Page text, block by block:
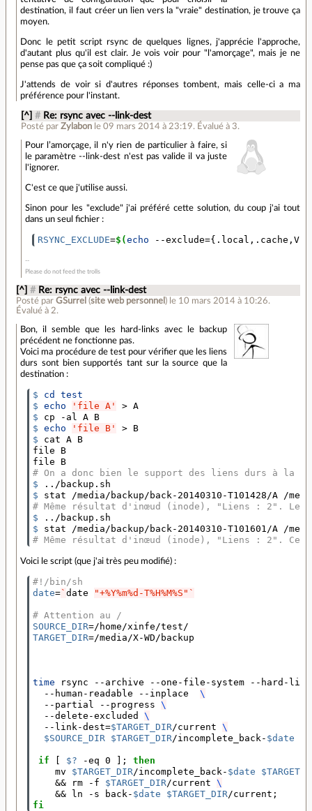
destination, il faut créer un lien vers la "vraie" destination, je trouve ça
moyen.
Donc le petit script rsync de quelques lignes, j'apprécie l'approche,
d'autant plus qu'il est clair. Je vois voir pour "l'amorçage", mais je ne
pense pas que ça soit compliqué :)
J'attends de voir si d'autres réponses tombent, mais celle-ci a ma
préférence pour l'instant.
[^] # Re: rsync avec --link-dest
Posté par Zylabon le 09 mars 2014 à 23:19. Évalué à 3.
Pour l’amorçage, il n'y rien de particulier à faire, si
le paramètre --link-dest n'est pas valide il va juste
l'ignorer.
C'est ce que j'utilise aussi.
Sinon pour les "exclude" j'ai préféré cette solution, du coup j'ai tout
dans un seul fichier :
RSYNC_EXCLUDE=$(echo --exclude={
Please do not feed the trolls
[^] # Re: rsync avec --link-dest
Posté parGSurrel (site web personnel ) le 10 mars 2014 à 10:26.
Évalué à 2.
Bon, il semble que les hard-links avec le backup
précédent ne fonctionne pas.
Voici ma procédure de test pour vérifier que les liens
durs sont bien supportés tant sur la source que la
destination :
$ cd test
$ echo 'file A'
$
$ echo 'file B'
$ cat A B
file B
# On a donc bien le support des liens durs à la
$
$
# Même résultat d'inœud (inode), "Liens : 2".
$
$
# Même résultat d'inœud (inode), "Liens : 2".
Voici le script (que j'ai très peu modifié) :
#!/bin/sh
date=`date "+%Y%m%d-T%H%M%S" `
# Attention au /
SOURCE_DIR=
TARGET_DIR=/media/X-WD/backup
time
rsync --archive --one-file-system --hard-
  --human-readable --inplace
\
  --partial --progress
\
  --delete-excluded
\
  --link-dest
=$TARGET_DIR /current \
$SOURCE_DIR
$TARGET_DIR /incomplete_back- $date
if $? -eq 0 ;
then
mv $TARGET_DIR /incomplete_back- $date
&& rm -f $TARGET_DIR /current \
&& ln -s back- $date $TARGET_DIR /current ;
fi